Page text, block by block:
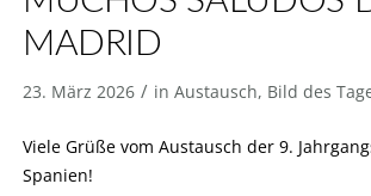
MADRID
23. März 2026 / in Austausch, Bild des
Viele Grüße vom Austausch der 9.
Spanien!